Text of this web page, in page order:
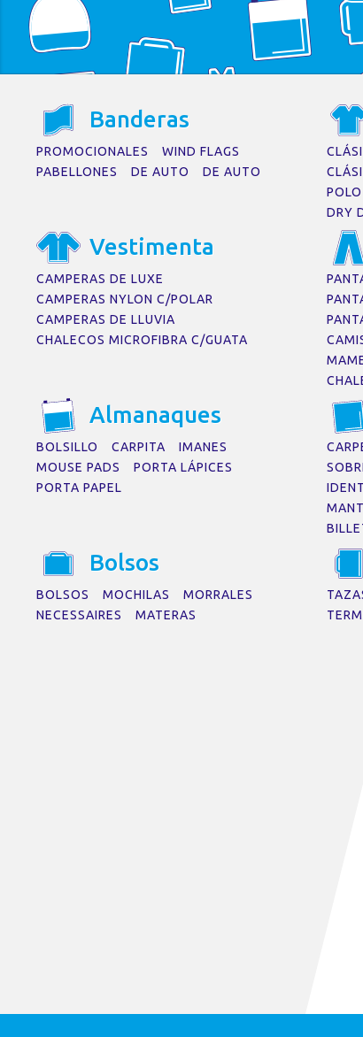
No se encontraron
La página solicitada no pudo
Banderas
PROMOCIONALES
WIND FLAGS
PABELLONES
DE AUTO DE AUTO
DRY
Vestimenta
CAMPERAS DE LUXE
CAMPERAS NYLON C/POLAR
CAMPERAS DE LLUVIA
CHALECOS MICROFIBRA C/GUATA
Almanaques
BOLSILLO CARPITA
IMANES
MOUSE PADS
PORTA LÁPICES
PORTA PAPEL
Bolsos
BOLSOS MOCHILAS
MORRALES
NECESSAIRES
MATERAS